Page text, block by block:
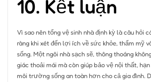
10. Kết luận
Vì sao nên tổng vệ sinh nhà định kỳ là câu hỏi
ràng khi xét đến lợi ích về sức khỏe, thẩm mỹ
sống. Một ngôi nhà sạch sẽ, thông thoáng
giác thoải mái mà còn giúp bảo vệ nội thất,
môi trường sống an toàn hơn cho cả gia đình.